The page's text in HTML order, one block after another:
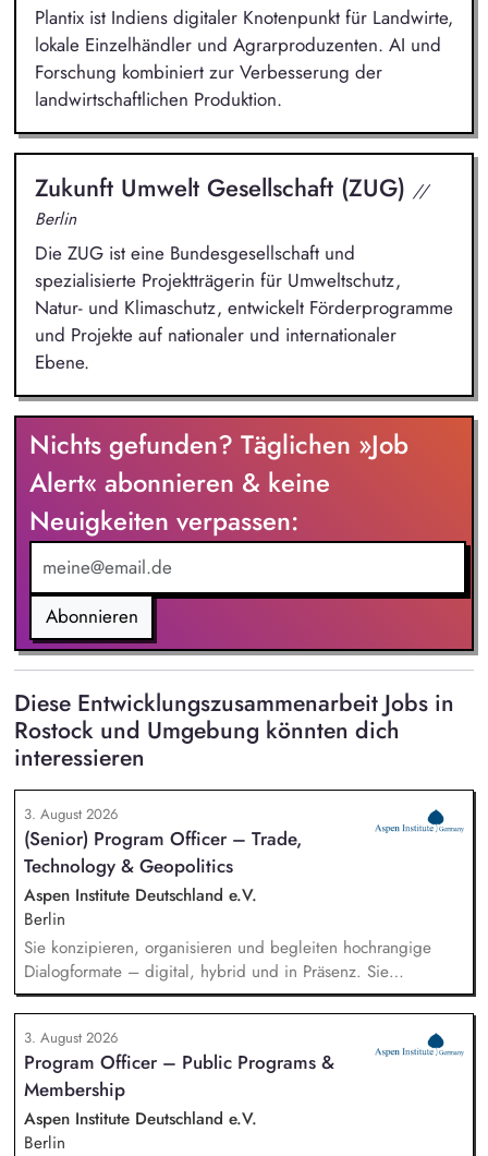
Plantix ist Indiens digitaler Knotenpunkt für Landwirte,
lokale Einzelhändler und Agrarproduzenten. AI und
Forschung kombiniert zur Verbesserung der
landwirtschaftlichen Produktion.
Zukunft Umwelt Gesellschaft (ZUG) //
Berlin
Die ZUG ist eine Bundesgesellschaft und
spezialisierte Projektträgerin für Umweltschutz,
Natur- und Klimaschutz, entwickelt Förderprogramme
und Projekte auf nationaler und internationaler
Ebene.
Nichts gefunden? Täglichen »Job
Alert« abonnieren & keine
Neuigkeiten verpassen:
Abonnieren
Diese Entwicklungszusammenarbeit Jobs in
Rostock und Umgebung könnten dich
interessieren
3. August 2026
(Senior) Program Officer – Trade,
Technology & Geopolitics
Aspen Institute Deutschland e.V.
Berlin
Sie konzipieren, organisieren und begleiten hochrangige
Dialogformate – digital, hybrid und in Präsenz. Sie
identifizieren aktuelle Entwicklungen in den Bereichen
Handel, Technologie, Geopolitik und wirtschaftliche
Sicherheit und bereiten diese für Veranstaltungen,
Hintergrundgespräche, Publikationen und politische
Diskussionen auf. Sie identifizieren und gewinnen
Referent*innen sowie Diskussionspartner aus Politik,
Wirtschaft, Wissenschaft und Zivilgesellschaft.
3. August 2026
Program Officer – Public Programs &
Membership
Aspen Institute Deutschland e.V.
Berlin